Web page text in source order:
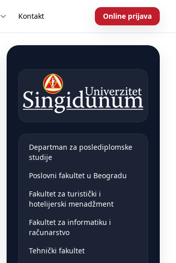
Kontakt Online prijava
Departman za poslediplomske
studije
Poslovni fakultet u Beogradu
Fakultet za turistički i
hotelijerski menadžment
Fakultet za informatiku i
računarstvo
Tehnički fakultet